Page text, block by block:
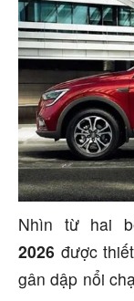
Nhìn từ hai
2026 được
gân dập nổi